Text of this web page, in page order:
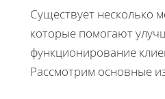
Существует несколько
которые помогают
функционирование
Рассмотрим основные